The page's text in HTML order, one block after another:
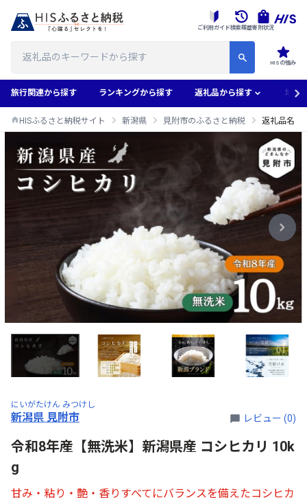
HISの強み
ご利用ガイド検索履歴寄附状況
旅行関連から探す ランキングから探す 返礼品から探す 地域
HISふるさと納税サイト 新潟県 見附市のふるさと納税 返礼品名
にいがたけん みつけし
新潟県 見附市 レビュー (0)
令和8年産【無洗米】新潟県産 コシヒカリ 10k
g
甘み・粘り・艶・香りすべてにバランスを備えたコシヒカ